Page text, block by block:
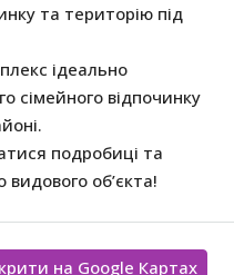
та територію під
ідеально
сімейного відпочинку
подробиці та
видового об’єкта!
на Google Картах